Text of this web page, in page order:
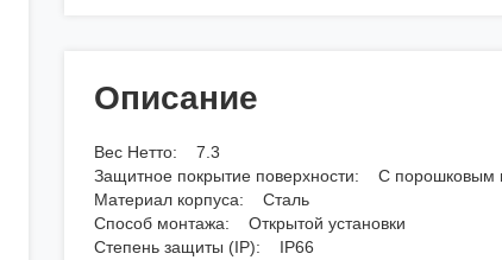
Описание
Вес Нетто: 7.3
Защитное покрытие поверхности: С порошковым
Материал корпуса: Сталь
Способ монтажа: Открытой установки
Степень защиты (IP): IP66